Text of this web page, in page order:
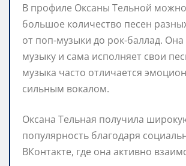
В профиле Оксаны Тельной
большое количество песен
от поп-музыки до рок-баллад.
музыку и сама исполняет свои
музыка часто отличается
сильным вокалом.
Оксана Тельная получила
популярность благодаря
ВКонтакте, где она активно